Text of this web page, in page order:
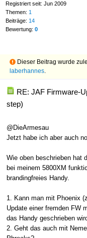
Registriert seit: Jun 2009
Themen: 1
Beiträge: 14
Bewertung: 0
Dieser Beitrag wurde
laberhannes
RE: JAF Firmware-
step)
@DieArmesau
Jetzt habe ich aber auch
Wie oben beschrieben hat
bei meinem 5800XM
brandingfreies Handy.
1. Kann man mit Phoenix
Update einer fremden FW
das Handy geschrieben
2. Geht das auch mit